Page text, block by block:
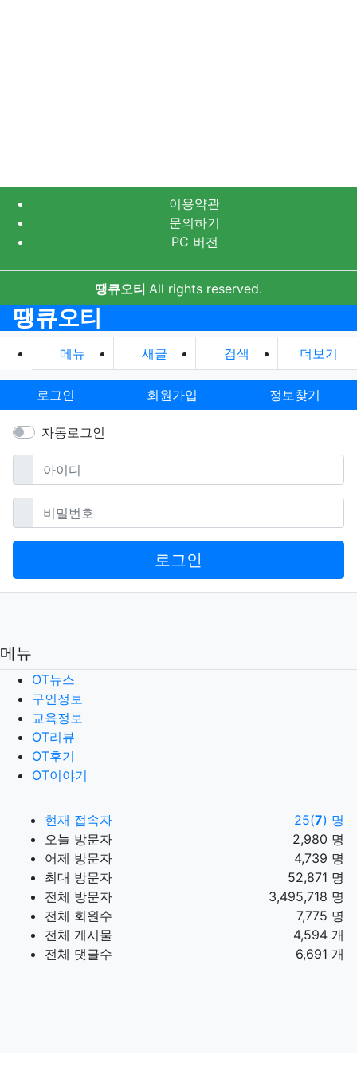
이용약관
문의하기
PC 버전
땡큐오티 All rights reserved.
땡큐오티
메뉴 새글 검색 더보기
로그인 회원가입 정보찾기
자동로그인
아이디필수
비밀번호필수
로그인
메뉴
OT뉴스
구인정보
교육정보
OT리뷰
OT후기
OT이야기
현재 접속자 25(7) 명
오늘 방문자
2,980 명
어제 방문자
4,739 명
최대 방문자
52,871 명
전체 방문자
3,495,718 명
전체 회원수
7,775 명
전체 게시물
4,594 개
전체 댓글수
6,691 개